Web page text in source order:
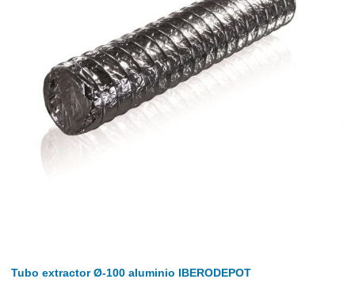
CERÁMICOS)
Tubo extractor Ø-100 aluminio IBERODEPOT